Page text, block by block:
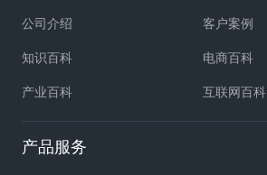
公司介绍 客户案例
知识百科 电商百科
产业百科 互联网百科
产品服务